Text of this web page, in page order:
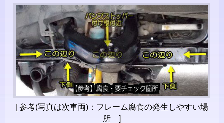
[ 参考(写真は次車両)：フレーム腐食の発生しやすい場
所 ]